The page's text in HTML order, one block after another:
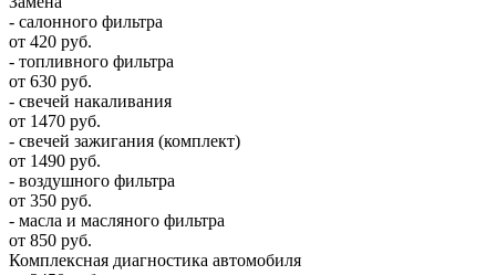
- салонного фильтра
от 420 руб.
- топливного фильтра
от 630 руб.
- свечей накаливания
от 1470 руб.
- свечей зажигания (комплект)
от 1490 руб.
- воздушного фильтра
от 350 руб.
- масла и масляного фильтра
от 850 руб.
Комплексная диагностика автомобиля